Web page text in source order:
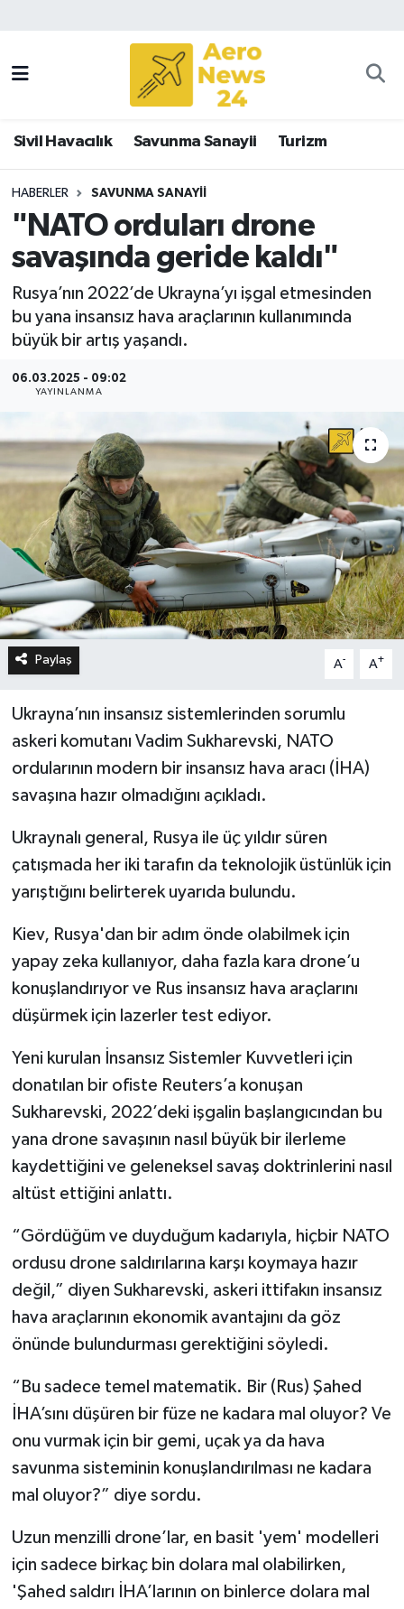
Sivil Havacılık Savunma Sanayii Turizm
HABERLER SAVUNMA SANAYII
"NATO orduları drone
savaşında geride kaldı"
Rusya’nın 2022’de Ukrayna’yı işgal etmesinden
bu yana insansız hava araçlarının kullanımında
büyük bir artış yaşandı.
06.03.2025 - 09:02
YAYINLANMA
Paylaş A- A+
Ukrayna’nın insansız sistemlerinden sorumlu
askeri komutanı Vadim Sukharevski, NATO
ordularının modern bir insansız hava aracı (İHA)
savaşına hazır olmadığını açıkladı.
Ukraynalı general, Rusya ile üç yıldır süren
çatışmada her iki tarafın da teknolojik üstünlük için
yarıştığını belirterek uyarıda bulundu.
Kiev, Rusya'dan bir adım önde olabilmek için
yapay zeka kullanıyor, daha fazla kara drone’u
konuşlandırıyor ve Rus insansız hava araçlarını
düşürmek için lazerler test ediyor.
Yeni kurulan İnsansız Sistemler Kuvvetleri için
donatılan bir ofiste Reuters’a konuşan
Sukharevski, 2022’deki işgalin başlangıcından bu
yana drone savaşının nasıl büyük bir ilerleme
kaydettiğini ve geleneksel savaş doktrinlerini nasıl
altüst ettiğini anlattı.
“Gördüğüm ve duyduğum kadarıyla, hiçbir NATO
ordusu drone saldırılarına karşı koymaya hazır
değil,” diyen Sukharevski, askeri ittifakın insansız
hava araçlarının ekonomik avantajını da göz
önünde bulundurması gerektiğini söyledi.
“Bu sadece temel matematik. Bir (Rus) Şahed
İHA’sını düşüren bir füze ne kadara mal oluyor? Ve
onu vurmak için bir gemi, uçak ya da hava
savunma sisteminin konuşlandırılması ne kadara
mal oluyor?” diye sordu.
Uzun menzilli drone’lar, en basit 'yem' modelleri
için sadece birkaç bin dolara mal olabilirken,
'Şahed saldırı İHA’larının on binlerce dolara mal